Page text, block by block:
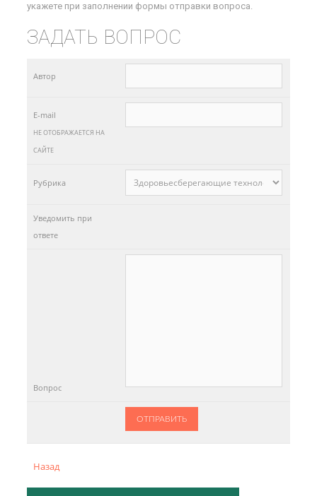
укажете при заполнении формы отправки вопроса.
ЗАДАТЬ ВОПРОС
Автор
E-mail
НЕ ОТОБРАЖАЕТСЯ НА
САЙТЕ
Рубрика
Уведомить при
ответе
Вопрос
ОТПРАВИТЬ
Назад